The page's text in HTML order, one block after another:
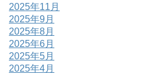
2025年11月
2025年9月
2025年8月
2025年6月
2025年5月
2025年4月